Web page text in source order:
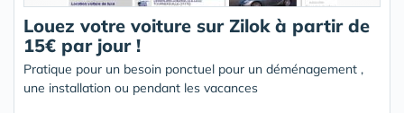
Louez votre voiture sur Zilok à partir de
15€ par jour !
Pratique pour un besoin ponctuel pour un déménagement ,
une installation ou pendant les vacances